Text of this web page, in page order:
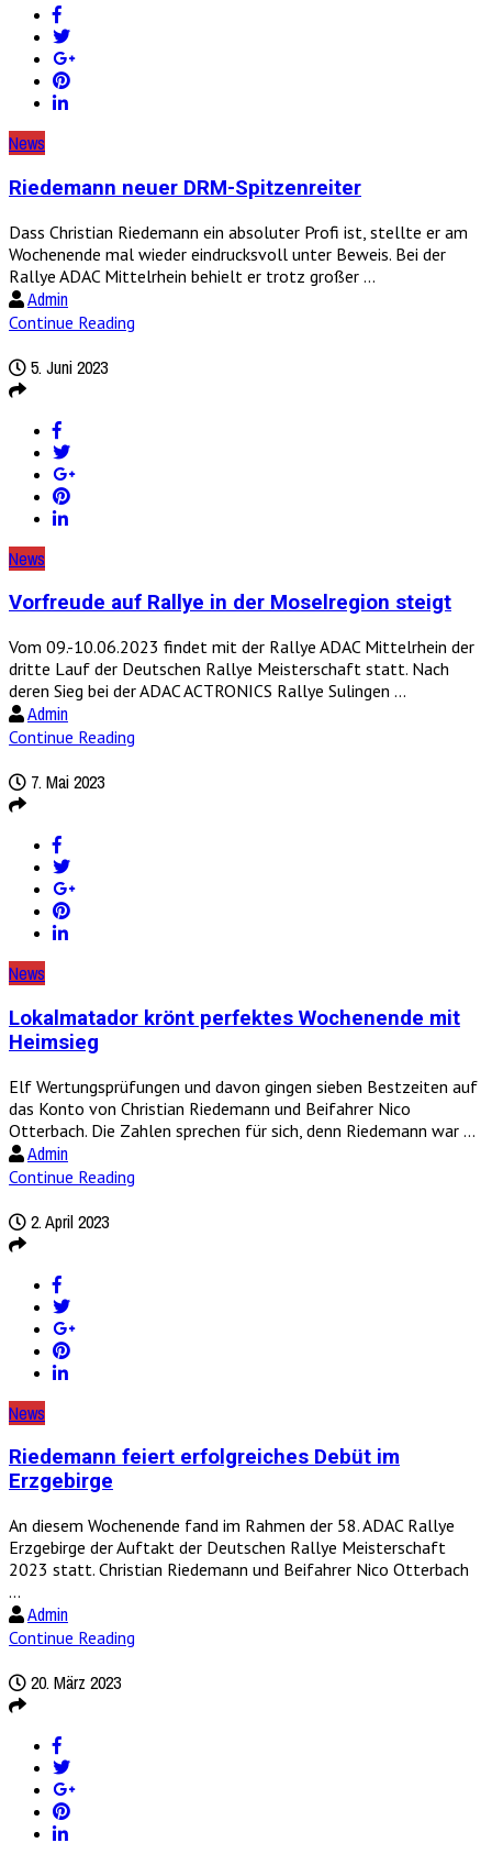
News
Riedemann neuer DRM-Spitzenreiter
Dass Christian Riedemann ein absoluter Profi ist, stellte er am
Wochenende mal wieder eindrucksvoll unter Beweis. Bei der
Rallye ADAC Mittelrhein behielt er trotz großer ...
Admin
Continue Reading
5. Juni 2023
News
Vorfreude auf Rallye in der Moselregion steigt
Vom 09.-10.06.2023 findet mit der Rallye ADAC Mittelrhein der
dritte Lauf der Deutschen Rallye Meisterschaft statt. Nach
deren Sieg bei der ADAC ACTRONICS Rallye Sulingen ...
Admin
Continue Reading
7. Mai 2023
News
Lokalmatador krönt perfektes Wochenende mit
Heimsieg
Elf Wertungsprüfungen und davon gingen sieben Bestzeiten auf
das Konto von Christian Riedemann und Beifahrer Nico
Otterbach. Die Zahlen sprechen für sich, denn Riedemann war ...
Admin
Continue Reading
2. April 2023
News
Riedemann feiert erfolgreiches Debüt im
Erzgebirge
An diesem Wochenende fand im Rahmen der 58. ADAC Rallye
Erzgebirge der Auftakt der Deutschen Rallye Meisterschaft
2023 statt. Christian Riedemann und Beifahrer Nico Otterbach
...
Admin
Continue Reading
20. März 2023